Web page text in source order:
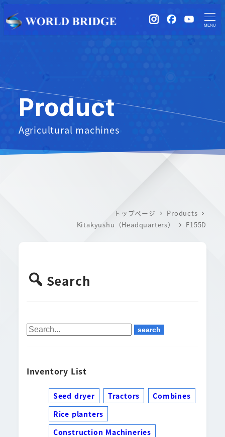
instagramFacebook
MENU
Product
Agricultural machines
トップページ
Products
Kitakyushu（Headquarters）
F155D
Search
Inventory List
Seed dryer Tractors
Combines
Rice planters
Construction Machineries